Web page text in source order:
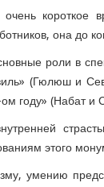
короткое
она до
роли в
(Гюлюш и
году» (Набат и
этого
умению